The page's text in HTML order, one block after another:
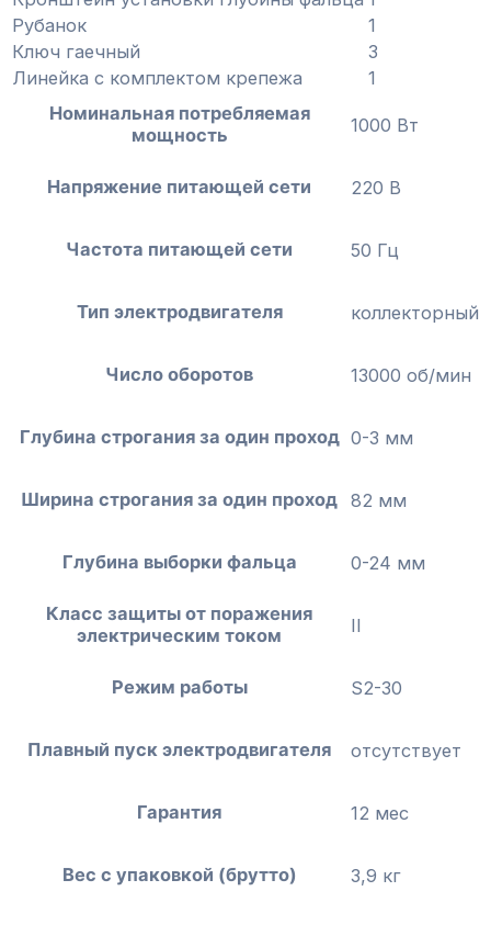
Рубанок
1
Ключ гаечный
3
Линейка с комплектом крепежа
1
Номинальная потребляемая
мощность
1000 Вт
Напряжение питающей сети 220 В
Частота питающей сети 50 Гц
Тип электродвигателя коллекторный
Число оборотов 13000 об/мин
Глубина строгания за один проход 0-3 мм
Ширина строгания за один проход 82 мм
Глубина выборки фальца 0-24 мм
Класс защиты от поражения
электрическим током
II
Режим работы S2-30
Плавный пуск электродвигателя отсутствует
Гарантия 12 мес
Вес с упаковкой (брутто) 3,9 кг